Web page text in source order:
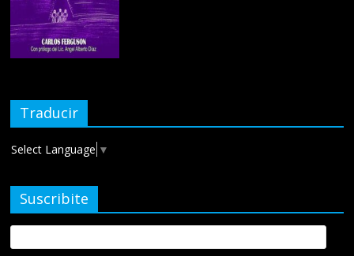
Traducir
Select Language ▼
Suscribite